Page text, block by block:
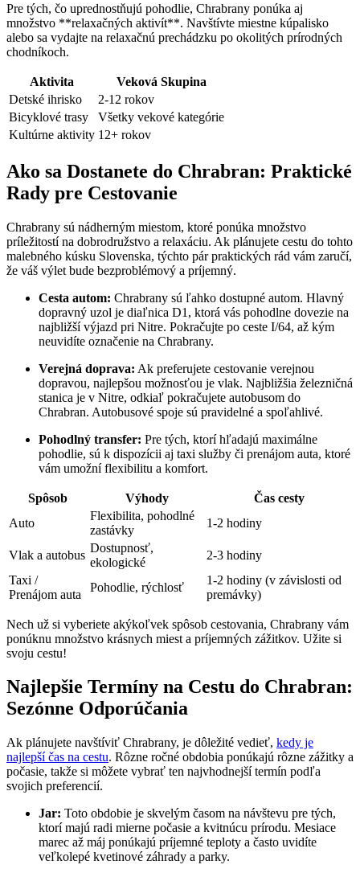
Pre tých, čo uprednostňujú pohodlie, Chrabrany ponúka aj
množstvo **relaxačných aktivít**. Navštívte miestne kúpalisko
alebo sa vydajte na relaxačnú prechádzku po okolitých prírodných
chodníkoch.
Aktivita
Veková Skupina
Detské ihrisko
2-12 rokov
Bicyklové trasy
Všetky vekové kategórie
Kultúrne aktivity 12+ rokov
Ako sa Dostanete do Chrabran: Praktické
Rady pre Cestovanie
Chrabrany sú nádherným miestom, ktoré ponúka množstvo
príležitostí na dobrodružstvo a relaxáciu. Ak plánujete cestu do tohto
malebného kúsku Slovenska, týchto pár praktických rád vám zaručí,
že váš výlet bude bezproblémový a príjemný.
Cesta autom: Chrabrany sú ľahko dostupné autom. Hlavný
dopravný uzol je diaľnica D1, ktorá vás pohodlne dovezie na
najbližší výjazd pri Nitre. Pokračujte po ceste I/64, až kým
neuvidíte označenie na Chrabrany.
Verejná doprava: Ak preferujete cestovanie verejnou
dopravou, najlepšou možnosťou je vlak. Najbližšia železničná
stanica je v Nitre, odkiaľ pokračujete autobusom do
Chrabran. Autobusové spoje sú pravidelné a spoľahlivé.
Pohodlný transfer: Pre tých, ktorí hľadajú maximálne
pohodlie, sú k dispozícii aj taxi služby či prenájom auta, ktoré
vám umožní flexibilitu a komfort.
Spôsob Výhody
Čas cesty
Auto
Flexibilita, pohodlné
zastávky
1-2 hodiny
Vlak a autobus
Dostupnosť,
ekologické
2-3 hodiny
Taxi /
Prenájom auta
Pohodlie, rýchlosť
1-2 hodiny (v závislosti od
premávky)
Nech už si vyberiete akýkoľvek spôsob cestovania, Chrabrany vám
ponúknu množstvo krásnych miest a príjemných zážitkov. Užite si
svoju cestu!
Najlepšie Termíny na Cestu do Chrabran:
Sezónne Odporúčania
Ak plánujete navštíviť Chrabrany, je dôležité vedieť, kedy je
najlepší čas na cestu. Rôzne ročné obdobia ponúkajú rôzne zážitky a
počasie, takže si môžete vybrať ten najvhodnejší termín podľa
svojich preferencií.
Jar: Toto obdobie je skvelým časom na návštevu pre tých,
ktorí majú radi mierne počasie a kvitnúcu prírodu. Mesiace
marec až máj ponúkajú príjemné teploty a často uvidíte
veľkolepé kvetinové záhrady a parky.